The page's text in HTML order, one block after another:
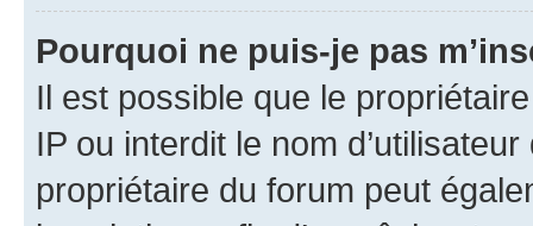
Pourquoi ne puis-je pas
Il est possible que le
IP ou interdit le nom
propriétaire du forum peut